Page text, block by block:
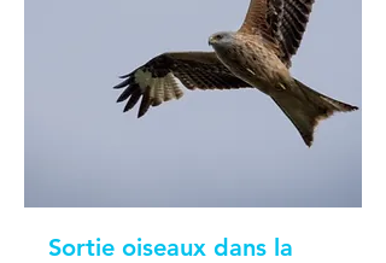
Sortie oiseaux dans la